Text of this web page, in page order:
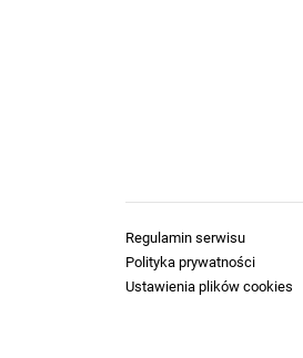
Regulamin serwisu
Polityka prywatności
Ustawienia plików cookies